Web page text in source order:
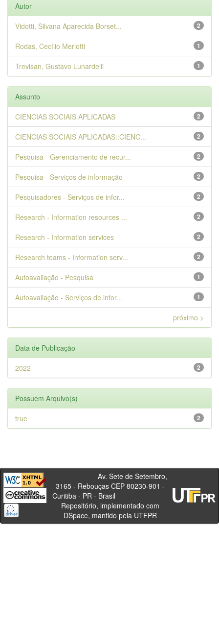
Autor
2
Vidotti, Silvana Aparecida Borset...
1
Rodas, Cecílio Merlotti
1
Trevisan, Gustavo Lunardelli
Assunto
2
CIENCIAS SOCIAIS APLICADAS
2
CIENCIAS SOCIAIS APLICADAS::CIENC...
2
Pesquisa - Gerenciamento de recur...
2
Pesquisa - Serviços de informação
2
Pesquisadores - Serviços de infor...
2
Research - Information resources ...
2
Research - Information services
2
Research teams - Information serv...
1
Autoavaliação - Pesquisa
1
Autoavaliação - Serviços de infor...
próximo >
Data de Publicação
2
2022
Possuem Arquivo(s)
2
true
Av. Sete de Setembro,
3165 - Rebouças CEP 80230-901 -
Curitiba - PR - Brasil
Repositório, implementado com
DSpace, mantido pela UTFPR